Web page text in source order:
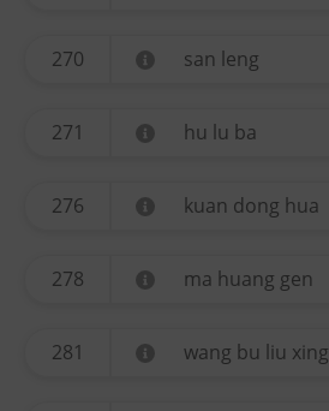
270 san leng
271 hu lu ba
276 kuan dong hua
278 ma huang gen
281 wang bu liu xing